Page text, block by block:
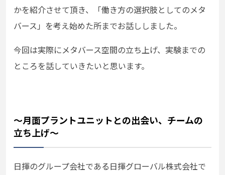
かを紹介させて頂き、「働き方の選択肢としてのメタ
バース」を考え始めた所までお話ししました。
今回は実際にメタバース空間の立ち上げ、実験までの
ところを話していきたいと思います。
～月面プラントユニットとの出会い、チームの
立ち上げ～
日揮のグループ会社である日揮グローバル株式会社で